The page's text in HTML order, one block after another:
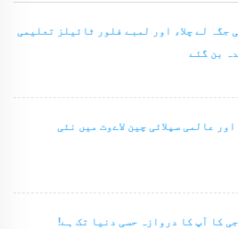
جگہ لے چلا، اور لمبے فلور ٹائیلز تعلیمی
بن گئے
عالمی سپلائی چین لاےوت میں نئی
کا آپ کا دروازہ حسی دنیا تک ہے!